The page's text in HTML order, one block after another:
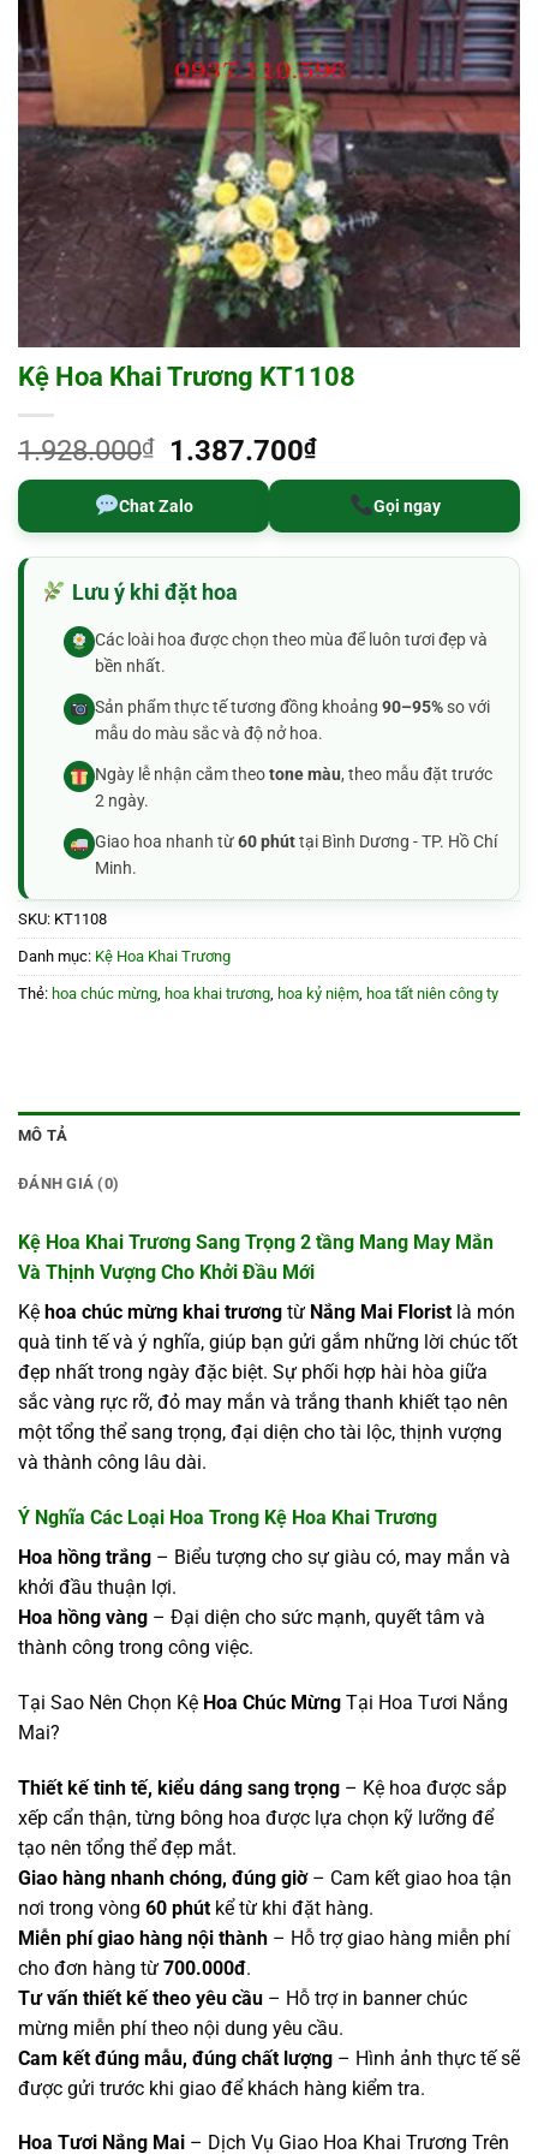
Kệ Hoa Khai Trương KT1108
1.928.000₫
Giá
gốc
là:
1.928.000₫.
1.387.700₫Giá
hiện
là:
1.387.700₫.
Chat Zalo Gọi ngay
Lưu ý khi đặt hoa
Các loài hoa được chọn theo mùa để luôn tươi đẹp và
bền nhất.
Sản phẩm thực tế tương đồng khoảng90–95%so với
mẫu do màu sắc và độ nở hoa.
Ngày lễ nhận cắm theotone màu, theo mẫu đặt trước
2 ngày.
Giao hoa nhanh từ60 phúttại Bình Dương - TP. Hồ Chí
Minh.
SKU: KT1108
Danh mục: Kệ Hoa Khai Trương
Thẻ: hoa chúc mừng, hoa khai trương, hoa kỷ niệm, hoa tất niên công ty
MÔ TẢ
ĐÁNH GIÁ (0)
Kệ Hoa Khai Trương Sang Trọng 2 tầng Mang May Mắn
Và Thịnh Vượng Cho Khởi Đầu Mới
Kệ hoa chúc mừng khai trương từ Nắng Mai Florist là món
quà tinh tế và ý nghĩa, giúp bạn gửi gắm những lời chúc tốt
đẹp nhất trong ngày đặc biệt. Sự phối hợp hài hòa giữa
sắc vàng rực rỡ, đỏ may mắn và trắng thanh khiết tạo nên
một tổng thể sang trọng, đại diện cho tài lộc, thịnh vượng
và thành công lâu dài.
Ý Nghĩa Các Loại Hoa Trong Kệ Hoa Khai Trương
Hoa hồng trắng – Biểu tượng cho sự giàu có, may mắn và
khởi đầu thuận lợi.
Hoa hồng vàng – Đại diện cho sức mạnh, quyết tâm và
thành công trong công việc.
Tại Sao Nên Chọn Kệ Hoa Chúc Mừng Tại Hoa Tươi Nắng
Mai?
Thiết kế tinh tế, kiểu dáng sang trọng – Kệ hoa được sắp
xếp cẩn thận, từng bông hoa được lựa chọn kỹ lưỡng để
tạo nên tổng thể đẹp mắt.
Giao hàng nhanh chóng, đúng giờ– Cam kết giao hoa tận
nơi trong vòng 60 phút kể từ khi đặt hàng.
Miễn phí giao hàng nội thành – Hỗ trợ giao hàng miễn phí
cho đơn hàng từ 700.000đ.
Tư vấn thiết kế theo yêu cầu – Hỗ trợ in banner chúc
mừng miễn phí theo nội dung yêu cầu.
Cam kết đúng mẫu, đúng chất lượng – Hình ảnh thực tế sẽ
được gửi trước khi giao để khách hàng kiểm tra.
Hoa Tươi Nắng Mai – Dịch Vụ Giao Hoa Khai Trương Trên